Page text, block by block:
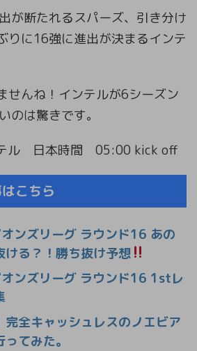
が断たれるスパーズ、引き分け
りに16強に進出が決まるインテ
せんね！インテルが6シーズン
のは驚きです。
テル 日本時間 05:00 kick off
こちら
ンズリーグ ラウンド16 あの
ける？！勝ち抜け予想
オンズリーグ ラウンド16 1stレ
完全キャッシュレスのノエビア
てみた。